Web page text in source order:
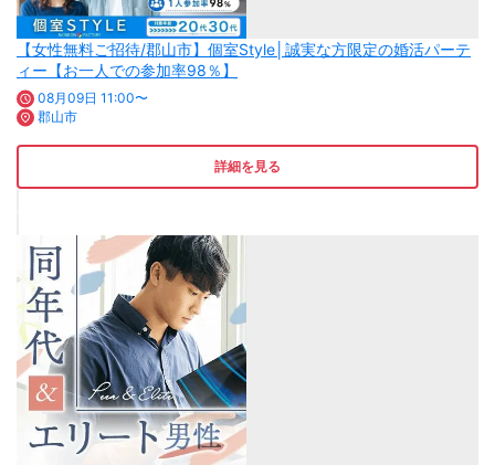
【女性無料ご招待/郡山市】個室Style│誠実な方限定の婚活パーテ
ィー【お一人での参加率98％】
08月09日 11:00〜
郡山市
詳細を見る